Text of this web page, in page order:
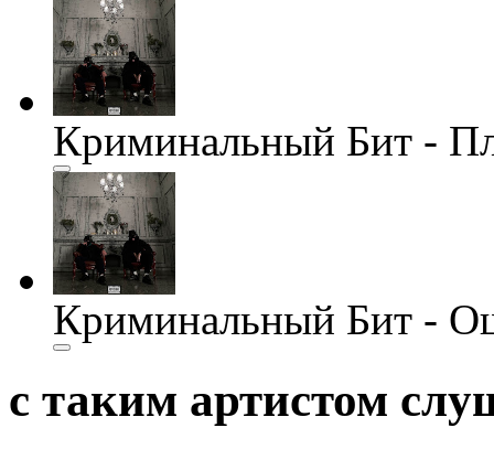
Криминальный Бит -
Криминальный Бит -
с таким артистом